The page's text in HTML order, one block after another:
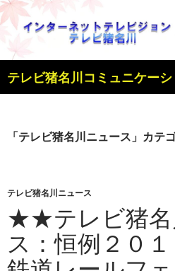
索
ン
キ
プ
「テレビ猪名川ニュース」カテ
テレビ猪名川ニュース
★★テレビ猪名
ス：恒例２０